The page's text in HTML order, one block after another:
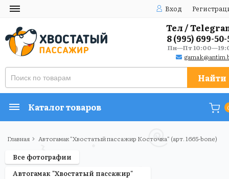
Вход
Тел /
8 (995) 699-50-
Пн—Пт
Найти
Каталог товаров
Главная Автогамак "Хвостатый пассажир Косточка" (арт. 1665-bone)
Все фотографии
Автогамак "Хвостатый пассажир"